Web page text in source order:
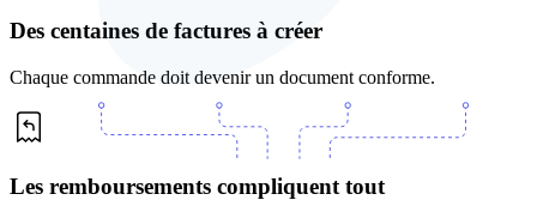
Des centaines de factures à créer
Chaque commande doit devenir un document conforme.
Les remboursements compliquent tout